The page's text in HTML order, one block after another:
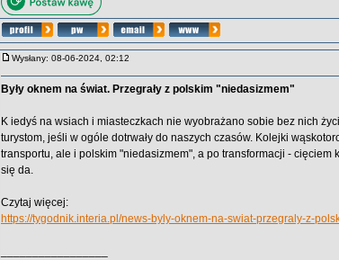
Wysłany: 08-06-2024, 02:12
Były oknem na świat. Przegrały z polskim "niedasizmem"
K iedyś na wsiach i miasteczkach nie wyobrażano sobie bez nich
turystom, jeśli w ogóle dotrwały do naszych czasów. Kolejki
transportu, ale i polskim "niedasizmem", a po transformacji - cięciem
się da.
Czytaj więcej:
https://tygodnik.interia.pl/news-byly-oknem-na-swiat-przegraly-z-